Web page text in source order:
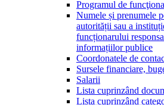
Programul de
Numele și prenumele
autorității sau a
funcționarului
informațiilor publice
Coordonatele de
Sursele financiare,
Salarii
Lista cuprinzând
Lista cuprinzând